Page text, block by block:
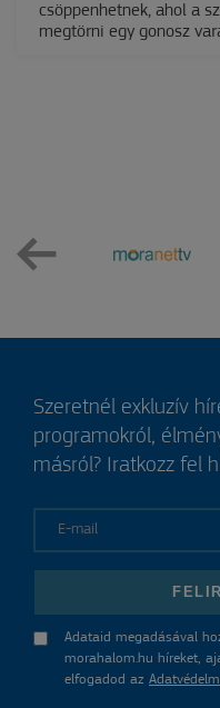
csöppenhetnek, ahol a
megtörni egy gonosz
Szeretnél exkluzív
programokról,
másról? Iratkozz fel
Adataid megadásával
morahalom.hu híreket,
elfogadod az